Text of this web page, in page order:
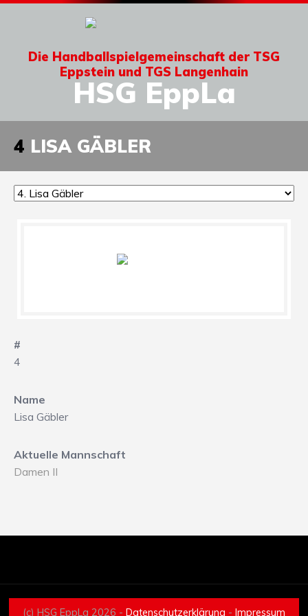
Die Handballspielgemeinschaft der TSG
Eppstein und TGS Langenhain
HSG EppLa
4 LISA GÄBLER
#
4
Name
Lisa Gäbler
Aktuelle Mannschaft
Damen II
(c) HSG EppLa 2026 - Datenschutzerklärung - Impressum